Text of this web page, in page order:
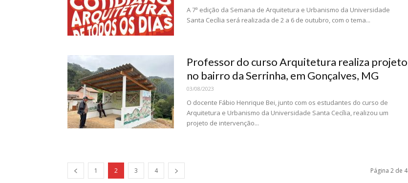
A 7ª edição da Semana de Arquitetura e Urbanismo da Universidade
Santa Cecília será realizada de 2 a 6 de outubro, com o tema...
Professor do curso Arquitetura realiza projeto
no bairro da Serrinha, em Gonçalves, MG
03/08/2023
O docente Fábio Henrique Bei, junto com os estudantes do curso de
Arquitetura e Urbanismo da Universidade Santa Cecília, realizou um
projeto de intervenção...
1 2 3 4 Página 2 de 4